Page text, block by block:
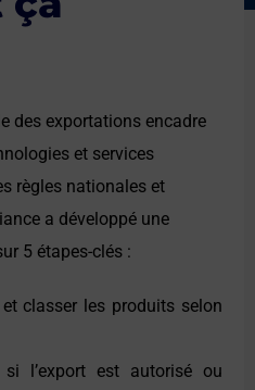
des exportations encadre
et services
règles nationales et
a développé une
5 étapes-clés :
classer les produits selon
l’export est autorisé ou